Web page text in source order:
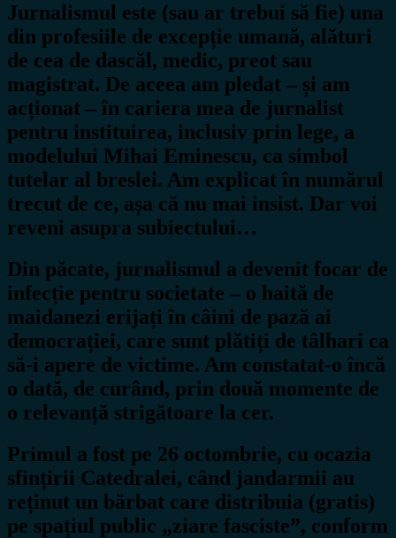
Jurnalismul este (sau ar trebui să fie) una
din profesiile de excepție umană, alături
de cea de dascăl, medic, preot sau
magistrat. De aceea am pledat – și am
acționat – în cariera mea de jurnalist
pentru instituirea, inclusiv prin lege, a
modelului Mihai Eminescu, ca simbol
tutelar al breslei. Am explicat în numărul
trecut de ce, așa că nu mai insist. Dar voi
reveni asupra subiectului…
Din păcate, jurnalismul a devenit focar de
infecție pentru societate – o haită de
maidanezi erijați în câini de pază ai
democrației, care sunt plătiți de tâlhari ca
să-i apere de victime. Am constatat-o încă
o dată, de curând, prin două momente de
o relevanță strigătoare la cer.
Primul a fost pe 26 octombrie, cu ocazia
sfințirii Catedralei, când jandarmii au
reținut un bărbat care distribuia (gratis)
pe spațiul public „ziare fasciste”, conform